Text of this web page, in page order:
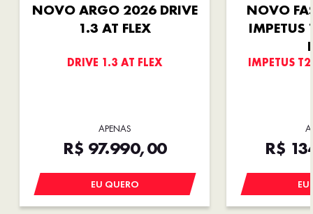
NOVO ARGO 2026 DRIVE
1.3 AT FLEX
DRIVE 1.3 AT FLEX
APENAS
R$ 97.990,00
EU QUERO
NOVO
IMPETUS
IMPETUS
R$
EU